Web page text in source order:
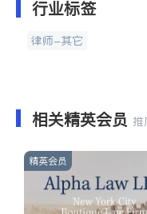
行业标签
律师-其它
相关精英会员 推
精英会员